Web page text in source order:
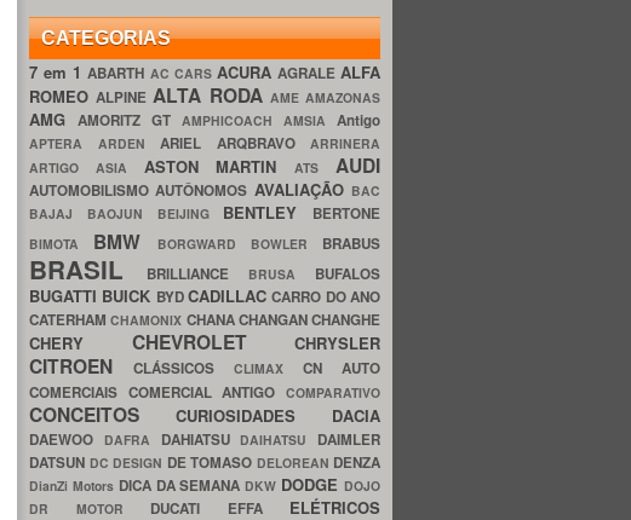
CATEGORIAS
7 em 1ABARTH AC CARS ACURA AGRALE ALFA
ROMEOALPINEALTA RODA AME AMAZONAS
AMG AMORITZ GT AMPHICOACH AMSIA Antigo
APTERA ARDEN ARIEL ARQBRAVO ARRINERA
ARTIGO ASIA ASTON MARTINATS AUDI
AUTOMOBILISMOAUTÔNOMOS AVALIAÇÃO BAC
BAJAJ BAOJUN BEIJING BENTLEY BERTONE
BIMOTA BMW BORGWARD BOWLER BRABUS
BRASIL BRILLIANCE BRUSA BUFALOS
BUGATTI BUICK BYDCADILLACCARRO DO ANO
CATERHAMCHAMONIX CHANACHANGANCHANGHE
CHERY CHEVROLET CHRYSLER
CITROEN CLÁSSICOS CLIMAX CN AUTO
COMERCIAIS COMERCIAL ANTIGOCOMPARATIVO
CONCEITOS CURIOSIDADES DACIA
DAEWOO DAFRA DAHIATSU DAIHATSU DAIMLER
DATSUN DC DESIGN DE TOMASO DELOREAN DENZA
DianZi Motors DICA DA SEMANA DKW DODGE DOJO
DR MOTOR DUCATI EFFA ELÉTRICOS